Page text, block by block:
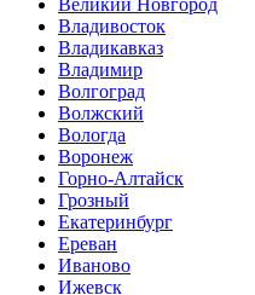
Великий Новгород
Владивосток
Владикавказ
Владимир
Волгоград
Волжский
Вологда
Воронеж
Горно-Алтайск
Грозный
Екатеринбург
Ереван
Иваново
Ижевск